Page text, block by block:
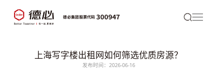
上海写字楼出租网如何筛选优质房源？
发布时间：2026-06-16